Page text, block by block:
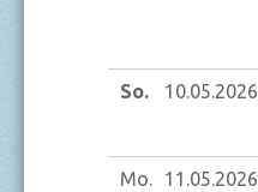
So. 10.05.2026
Mo. 11.05.2026